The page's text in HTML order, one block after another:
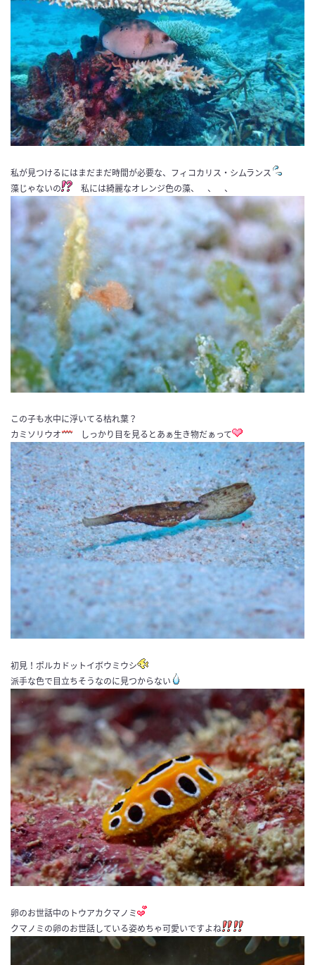
私が見つけるにはまだまだ時間が必要な、フィコカリス・シムランス
藻じゃないの
私には綺麗なオレンジ色の藻、 、 、
この子も水中に浮いてる枯れ葉？
カミソリウオ
しっかり目を見るとあぁ生き物だぁって
初見！ポルカドットイボウミウシ
派手な色で目立ちそうなのに見つからない
卵のお世話中のトウアカクマノミ
クマノミの卵のお世話している姿めちゃ可愛いですよね